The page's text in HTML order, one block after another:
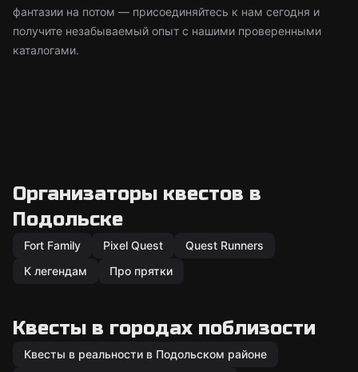
фантазии на потом — присоединяйтесь к нам сегодня и
получите незабываемый опыт с нашими проверенными
каталогами.
Организаторы квестов в
Подольске
Fort Family Pixel Quest
Quest Runners
К легендам
Про прятки
Квесты в городах поблизости
Квесты в реальности в Подольском районе